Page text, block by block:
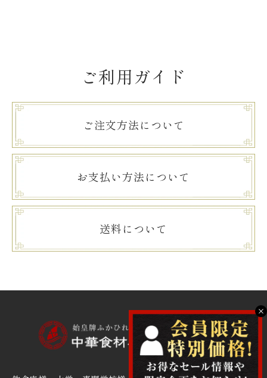
ご利用ガイド
ご注文方法について
お支払い方法について
送料について
X